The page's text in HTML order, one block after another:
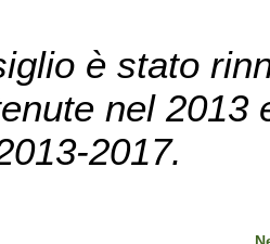
è stato
nel 2013
2017.